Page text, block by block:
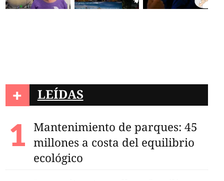
+ LEÍDAS
Mantenimiento de parques: 45
millones a costa del equilibrio
ecológico